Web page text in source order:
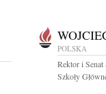
POLSKA
Rektor i Senat
Szkoły